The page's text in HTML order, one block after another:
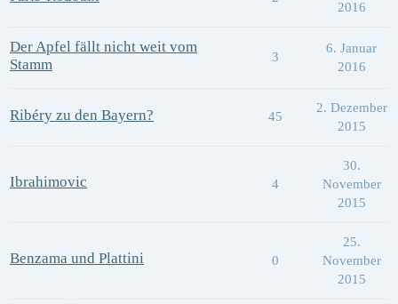
2016
Der Apfel fällt nicht weit vom
Stamm
3
6. Januar
2016
Ribéry zu den Bayern? 45
2. Dezember
2015
Ibrahimovic 4
30.
November
2015
Benzama und Plattini 0
25.
November
2015